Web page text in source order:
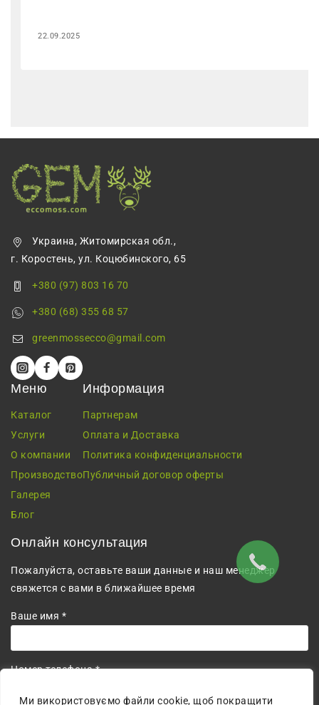
Ми використовуємо файли cookie, щоб покращити
22.09.2025
Украина, Житомирская обл.,
г. Коростень, ул. Коцюбинского, 65
+380 (97) 803 16 70
+380 (68) 355 68 57
greenmossecco@gmail.com
Меню
Каталог
Услуги
О компании
Производство
Галерея
Блог
Информация
Партнерам
Оплата и Доставка
Политика конфиденциальности
Публичный договор оферты
Онлайн консультация
Пожалуйста, оставьте ваши данные и наш менеджер
свяжется с вами в ближайшее время
Ваше имя *
Номер телефона *